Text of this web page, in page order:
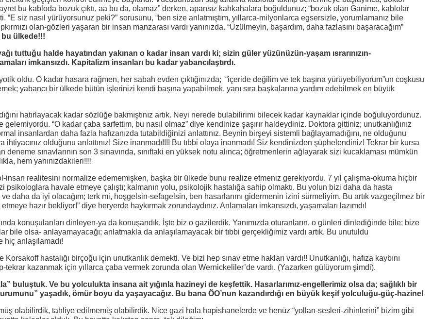
bu kabloda bozuk çıktı, aa bu da, olamaz” derken, apansız kahkahalara boğuldunuz; “bozuk olan Ganime, kablolar
“E siz nasıl yürüyorsunuz peki?” sorusunu, “ben size anlatmıştım, yıllarca-milyonlarca egsersizle, yorumlamanız bile
olan-gözleri yaşaran bir insan manzarası vardı yanınızda. “Üzülmeyin, başardım, daha fazlasını başaracağım”
bu ülkede!!!
tuttuğu halde hayatından yakınan o kadar insan vardı ki; sizin güler yüzünüzün-yaşam ısrarınızın-
imkansızdı. Kapitalizm insanları bu kadar yabancılaştırdı.
oldu. O kadar hasara rağmen, her sabah evden çıktığınızda; “içeride değilim ve tek başına yürüyebiliyorum”un coşkusu
yabancı bir ülkede bütün işlerinizi kendi başına yapabilmek, yanı sıra başkalarına yardım edebilmek en büyük
hatırlayacak kadar sözlüğe bakmıştınız artık. Neyi nerede bulabilirimi bilecek kadar kaynaklar içinde boğuluyordunuz.
“O kadar çaba sarfettim, bu nasıl olmaz” diye kendinize şaşırır haldeydiniz. Doktora gittiniz; unutkanlığınız
insanlardan daha fazla hafızanızda tutabildiğinizi anlattınız. Beynin birşeyi sistemli bağlayamadığını, ne olduğunu
olduğunu anlattınız! Size inanmadı!!!! Bu tıbbi olaya inanmadı! Siz kendinizden şüphelendiniz! Tekrar bir kursa
deneme sınavlarının son 3 sınavında, sınıftaki en yüksek notu alınca; öğretmenlerin ağlayarak sizi kucaklaması mümkün
hem yanınızdakileri!!!!
insan realitesini normalize edememişken, başka bir ülkede bunu realize etmeniz gerekiyordu. 7 yıl çalışma-okuma hiçbir
psikologlara havale etmeye çalıştı; kalmanın yolu, psikolojik hastalığa sahip olmaktı. Bu yolun bizi daha da hasta
daha da iyi olacağım; terk mi, hoşgelsin-sefagelsin, ben hasarlarımı gidermenin izini sürmeliyim. Bu artık vazgeçilmez bir
hazır bekliyor!” diye heryerde haykırmak zorundaydınız. Anlamaları imkansızdı, yaşamaları lazımdı!
konuşulanları dinleyen-ya da konuşandık. İşte biz o gazilerdik. Yanımızda oturanların, o günleri dinlediğinde bile; bize
bile olsa- anlayamayacağı; anlatmakla da anlaşılamayacak bir tıbbi gerçekliğimiz vardı artık. Bu unutuldu
hiç anlaşılamadı!
Korsakoff hastalığı birçoğu için unutkanlık demekti. Ve bizi hep sınav etme hakları vardı!! Unutkanlığı, hafıza kaybını
kazanmak için yıllarca çaba vermek zorunda olan Wernickeliler’de vardı. (Yazarken gülüyorum şimdi).
buluştuk. Ve bu yolculukta insana ait yığınla hazineyi de keşfettik. Hasarlarımız-engellerimiz olsa da; sağlıklı bir
yaşadık, ömür boyu da yaşayacağız. Bu bana ÖO’nun kazandırdığı en büyük keşif yolculuğu-güç-hazine!
olabilirdik, tahliye edilmemiş olabilirdik. Nice gazi hala hapishanelerde ve henüz “yolları-sesleri-zihinlerini” bizim gibi